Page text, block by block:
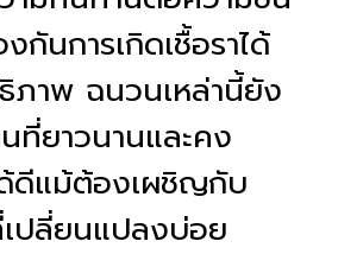
กันการเกิดเชื้อราได้
ภาพ ฉนวนเหล่านี้ยัง
ที่ยาวนานและคง
ดีแม้ต้องเผชิญกับ
ปลี่ยนแปลงบ่อย